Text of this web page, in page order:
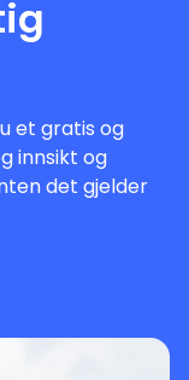
et gratis og
innsikt og
det gjelder